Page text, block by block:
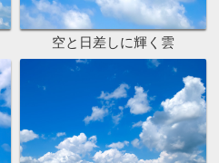
空と日差しに輝く雲